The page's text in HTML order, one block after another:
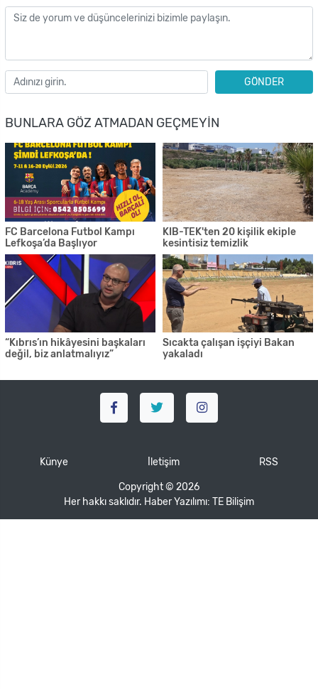
GÖNDER
BUNLARA GÖZ ATMADAN GEÇMEYIN
FC Barcelona Futbol Kampı
Lefkoşa’da Başlıyor
KIB-TEK'ten 20 kişilik ekiple
kesintisiz temizlik
“Kıbrıs’ın hikâyesini başkaları
değil, biz anlatmalıyız”
Sıcakta çalışan işçiyi Bakan
yakaladı
Künye İletişim RSS
Copyright © 2026
Her hakkı saklıdır. Haber Yazılımı: TE Bilişim